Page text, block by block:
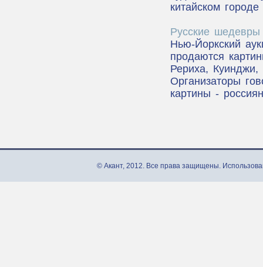
китайском
Русские
Нью-Йоркский
продаются
Рериха,
Организаторы
картины -
© Акант, 2012. Все права защищены.